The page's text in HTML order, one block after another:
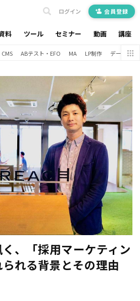
料 ツール セミナー 動画 講座
ログイン 会員登録
CMS ABテスト・EFO MA LP制作 データ分析
、「採用マーケティン
れる背景とその理由